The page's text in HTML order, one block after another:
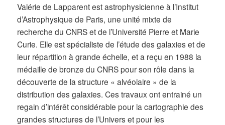
Valérie de Lapparent est astrophysicienne à l’Institut
d’Astrophysique de Paris, une unité mixte de
recherche du CNRS et de l’Université Pierre et Marie
Curie. Elle est spécialiste de l’étude des galaxies et de
leur répartition à grande échelle, et a reçu en 1988 la
médaille de bronze du CNRS pour son rôle dans la
découverte de la structure « alvéolaire » de la
distribution des galaxies. Ces travaux ont entrainé un
regain d’intérêt considérable pour la cartographie des
grandes structures de l’Univers et pour les